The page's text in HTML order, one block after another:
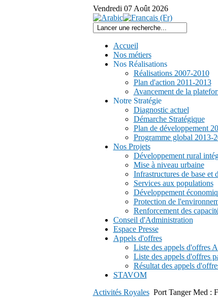
Vendredi 07 Août 2026
Accueil
Nos métiers
Nos Réalisations
Réalisations 2007-2010
Plan d'action 2011-2013
Avancement de la
Notre Stratégie
Diagnostic actuel
Démarche Stratégique
Plan de développement
Programme global 2013-
Nos Projets
Développement rural
Mise à niveau urbaine
Infrastructures de base et
Services aux populations
Développement
Protection de
Renforcement des
Conseil d'Administration
Espace Presse
Appels d'offres
Liste des appels d'offres
Liste des appels d'offres
Résultat des appels
STAVOM
Activités Royales Port Tanger Med :